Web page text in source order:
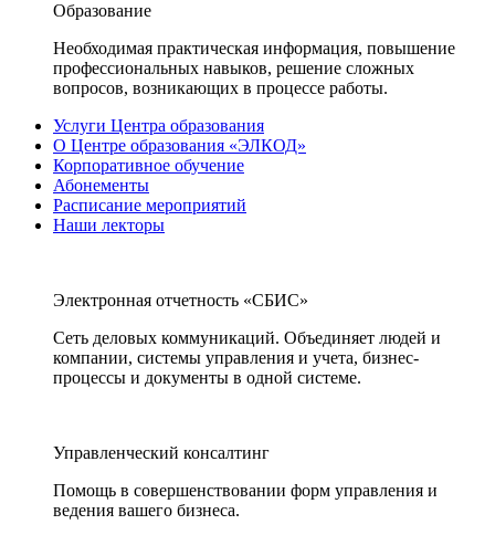
Образование
Необходимая практическая информация, повышение
профессиональных навыков, решение сложных
вопросов, возникающих в процессе работы.
Услуги Центра образования
О Центре образования «ЭЛКОД»
Корпоративное обучение
Абонементы
Расписание мероприятий
Наши лекторы
Электронная отчетность «СБИС»
Сеть деловых коммуникаций. Объединяет людей и
компании, системы управления и учета, бизнес-
процессы и документы в одной системе.
Управленческий консалтинг
Помощь в совершенствовании форм управления и
ведения вашего бизнеса.